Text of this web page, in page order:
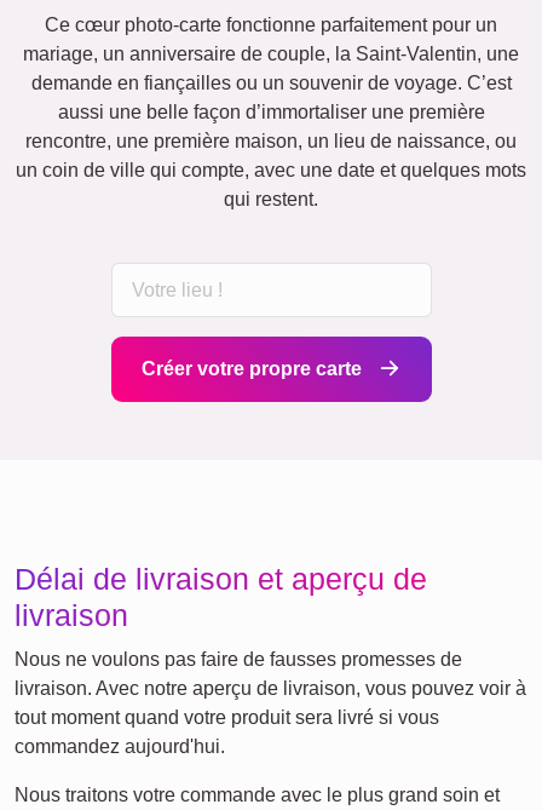
Ce cœur photo-carte fonctionne parfaitement pour un
mariage, un anniversaire de couple, la Saint-Valentin, une
demande en fiançailles ou un souvenir de voyage. C’est
aussi une belle façon d’immortaliser une première
rencontre, une première maison, un lieu de naissance, ou
un coin de ville qui compte, avec une date et quelques mots
qui restent.
Créer votre propre carte
Délai de livraison et aperçu de
livraison
Nous ne voulons pas faire de fausses promesses de
livraison. Avec notre aperçu de livraison, vous pouvez voir à
tout moment quand votre produit sera livré si vous
commandez aujourd'hui.
Nous traitons votre commande avec le plus grand soin et